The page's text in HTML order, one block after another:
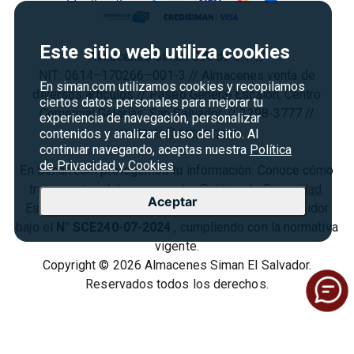
Este sitio web utiliza cookies
En siman.com utilizamos cookies y recopilamos
ciertos datos personales para mejorar tu
experiencia de navegación, personalizar
contenidos y analizar el uso del sitio. Al
continuar navegando, aceptas nuestra Política
de Privacidad y Cookies
Aceptar
Política de Privacidad
Derecho de Retracto
Condiciones de uso
Términos y condiciones
Agosto es diversión
Almacenes Siman S.A. de C.V. //
diversos artículos // Paseo General Escalón, Centro
Comercial Galerías, San Salvador. // 2298-3777 //
contacto@siman.com
En Siman.com protegemos tu información. Conoce cómo
tratamos tus datos en nuestraPolítica de Privacidad
Estamos registrados en la Defensoría del Consumidor
, cumpliendo con la normativa
vigente.
Copyright © 2026 Almacenes Siman El Salvador.
Reservados todos los derechos.